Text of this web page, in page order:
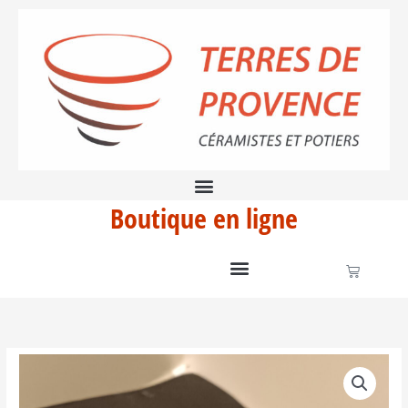
contenu
Boutique en ligne
Panier
Repose